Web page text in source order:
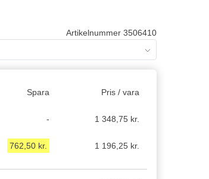
Artikelnummer 3506410
Spara Pris / vara
- 1 348,75 kr.
762,50 kr. 1 196,25 kr.